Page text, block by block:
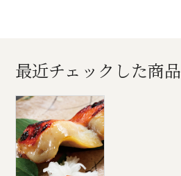
最近チェックした商品